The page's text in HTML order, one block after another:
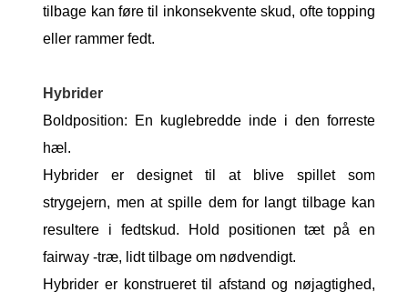
tilbage kan føre til inkonsekvente skud, ofte topping
eller rammer fedt.
Hybrider
Boldposition: En kuglebredde inde i den forreste
hæl.
Hybrider er designet til at blive spillet som
strygejern, men at spille dem for langt tilbage kan
resultere i fedtskud. Hold positionen tæt på en
fairway -træ, lidt tilbage om nødvendigt.
Hybrider er konstrueret til afstand og nøjagtighed,